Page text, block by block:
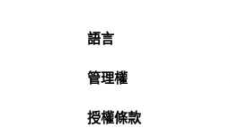
語言
管理權
授權條款